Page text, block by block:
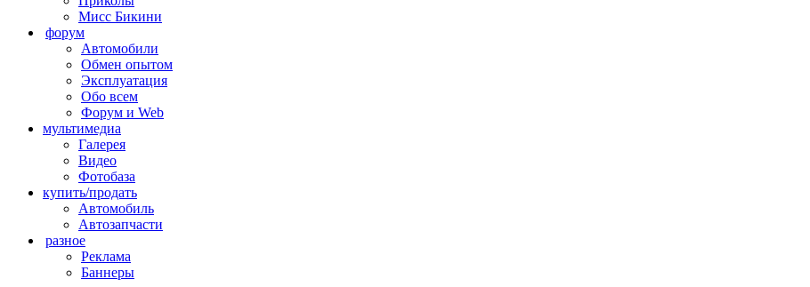
Мисс Бикини
форум
Автомобили
Обмен опытом
Эксплуатация
Обо всем
Форум и Web
мультимедиа
Галерея
Видео
Фотобаза
купить/продать
Автомобиль
Автозапчасти
разное
Реклама
Баннеры